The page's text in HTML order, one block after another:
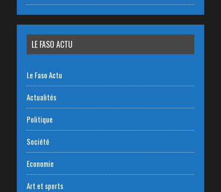
LE FASO ACTU
Le Faso Actu
Actualités
Politique
Société
Economie
Art et sports